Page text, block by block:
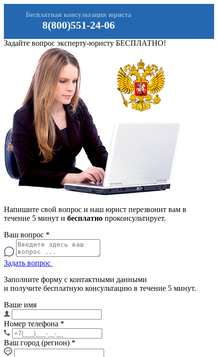
8(800)551-24-06
Бесплатная консультация юриста
Задайте вопрос эксперту-юристу БЕСПЛАТНО!
Напишите свой вопрос и наш юрист перезвонит вам в
течение 5 минут и бесплатно проконсультирует.
Ваш вопрос *
Задать вопрос
Заполните форму с контактными данными
и получите бесплатную консультацию в течение 5 минут.
Ваше имя
Номер телефона *
Ваш город (регион) *